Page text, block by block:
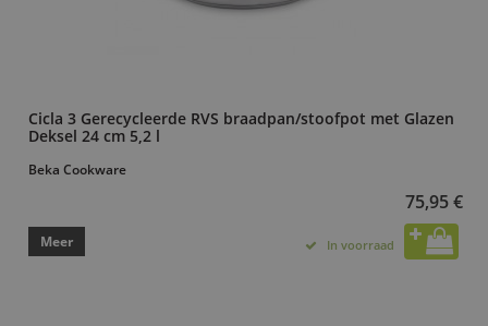
Cicla 3 Gerecycleerde RVS braadpan/stoofpot met Glazen
Deksel 24 cm 5,2 l
Beka Cookware
75,95 €
Meer In voorraad